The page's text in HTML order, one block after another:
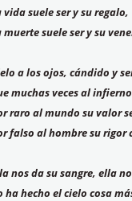
vida suele ser y su regalo,
muerte suele ser y su
a los ojos, cándido y
muchas veces al
raro al mundo su valor
falso al hombre su rigor
nos da su sangre, ella
ha hecho el cielo cosa